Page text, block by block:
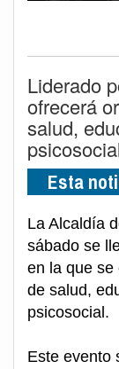
Liderado
ofrecerá
salud,
Esta
La Alcaldía
sábado se
en la que se
de salud,
psicosocial.
Este evento